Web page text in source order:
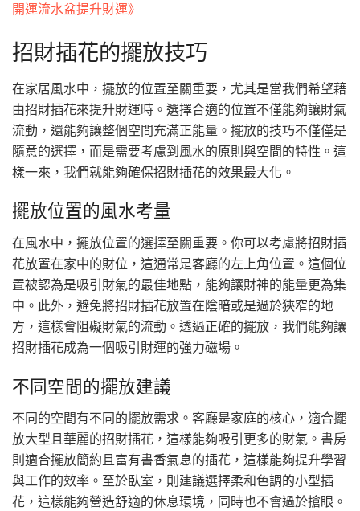
開運流水盆提升財運》
招財插花的擺放技巧
在家居風水中，擺放的位置至關重要，尤其是當我們希望藉
由招財插花來提升財運時。選擇合適的位置不僅能夠讓財氣
流動，還能夠讓整個空間充滿正能量。擺放的技巧不僅僅是
隨意的選擇，而是需要考慮到風水的原則與空間的特性。這
樣一來，我們就能夠確保招財插花的效果最大化。
擺放位置的風水考量
在風水中，擺放位置的選擇至關重要。你可以考慮將招財插
花放置在家中的財位，這通常是客廳的左上角位置。這個位
置被認為是吸引財氣的最佳地點，能夠讓財神的能量更為集
中。此外，避免將招財插花放置在陰暗或是過於狹窄的地
方，這樣會阻礙財氣的流動。透過正確的擺放，我們能夠讓
招財插花成為一個吸引財運的強力磁場。
不同空間的擺放建議
不同的空間有不同的擺放需求。客廳是家庭的核心，適合擺
放大型且華麗的招財插花，這樣能夠吸引更多的財氣。書房
則適合擺放簡約且富有書香氣息的插花，這樣能夠提升學習
與工作的效率。至於臥室，則建議選擇柔和色調的小型插
花，這樣能夠營造舒適的休息環境，同時也不會過於搶眼。